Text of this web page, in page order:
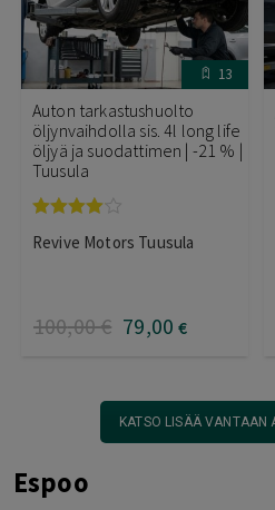
13
Auton tarkastushuolto
öljynvaihdolla sis. 4l long life
öljyä ja suodattimen | -21 % |
Tuusula
tuotteesta:
Revive Motors Tuusula
100,00€ 79,00 €
KATSO LISÄÄ
Espoo